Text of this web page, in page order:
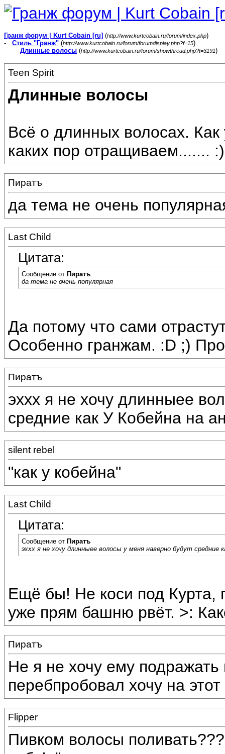
Гранж форум | Kurt Cobain [ru] (http://www.kurtcobain.ru/forum/index.php)
- Стиль "Гранж" (http://www.kurtcobain.ru/forum/forumdisplay.php?f=15)
- - Длинные волосы (http://www.kurtcobain.ru/forum/showthread.php?t=3191)
Teen Spirit
Длинные волосы
Всё о длинных волосах.
каких пор отращиваем....... :)
Пиратъ
да тема не очень
Last Child
Цитата:
Сообщение от Пиратъ
да тема не очень популярная
Да потому что сами
Особенно гранжам. :D ;)
Пиратъ
эххх я не хочу длинныее
средние как У Кобейна на
silent rebel
"как у кобейна"
Last Child
Цитата:
Сообщение от Пиратъ
эххх я не хочу длинныее волосы у меня наверно будут средние
Ещё бы! Не коси под Курта,
уже прям башню рвёт. >:
Пиратъ
Не я не хочу ему подражать
перебпробовал хочу на
Flipper
Пивком волосы